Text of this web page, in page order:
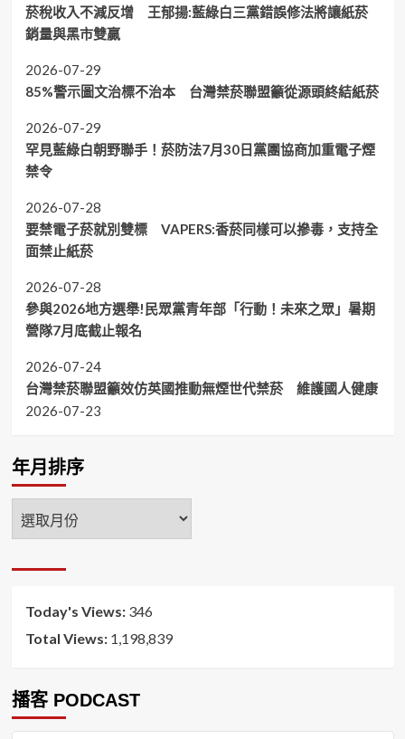
菸稅收入不減反增 王郁揚:藍綠白三黨錯誤修法將讓紙菸
銷量與黑市雙贏
2026-07-29
85%警示圖文治標不治本 台灣禁菸聯盟籲從源頭終結紙菸
2026-07-29
罕見藍綠白朝野聯手！菸防法7月30日黨團協商加重電子煙
禁令
2026-07-28
要禁電子菸就別雙標 VAPERS:香菸同樣可以摻毒，支持全
面禁止紙菸
2026-07-28
參與2026地方選舉!民眾黨青年部「行動！未來之眾」暑期
營隊7月底截止報名
2026-07-24
台灣禁菸聯盟籲效仿英國推動無煙世代禁菸 維護國人健康
2026-07-23
年月排序
年
月
Today's Views: 346
Total Views: 1,198,839
播客 PODCAST